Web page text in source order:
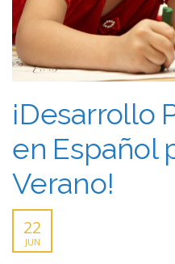
¡Desarrollo
en Español
Verano!
22
JUN